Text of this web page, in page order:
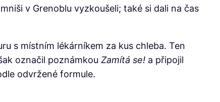
v Grenoblu vyzkoušeli; také si dali na čas
s místním lékárníkem za kus chleba. Ten
označil poznámkou Zamítá se! a připojil
odvržené formule.